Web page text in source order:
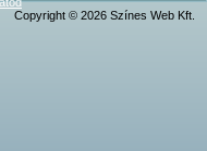
Copyright © 2026 Színes Web Kft.